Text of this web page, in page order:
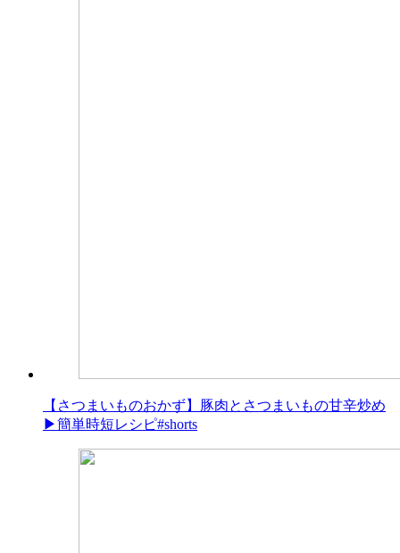
【さつまいものおかず】豚肉とさつまいもの甘辛炒め
▶︎簡単時短レシピ#shorts